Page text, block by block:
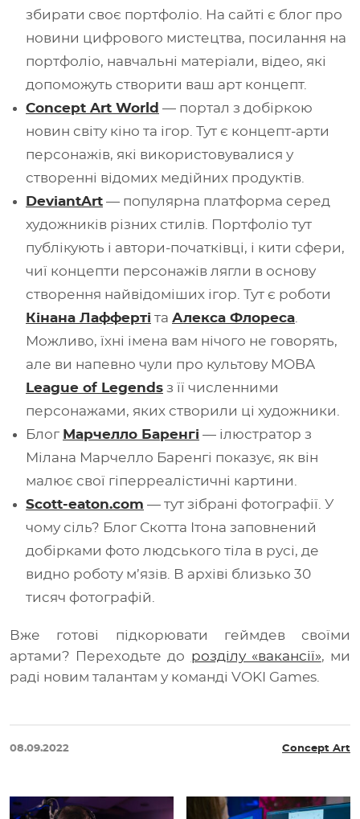
збирати своє портфоліо. На сайті є блог про
новини цифрового мистецтва, посилання на
портфоліо, навчальні матеріали, відео, які
допоможуть створити ваш арт концепт.
Concept Art World — портал з добіркою
новин світу кіно та ігор. Тут є концепт-арти
персонажів, які використовувалися у
створенні відомих медійних продуктів.
DeviantArt — популярна платформа серед
художників різних стилів. Портфоліо тут
публікують і автори-початківці, і кити сфери,
чиї концепти персонажів лягли в основу
створення найвідоміших ігор. Тут є роботи
Кінана Лафферті та Алекса Флореса
Можливо, їхні імена вам нічого не говорять,
але ви напевно чули про культову MOBA
League of Legends з її численними
персонажами, яких створили ці художники.
Блог Марчелло Баренгі — ілюстратор з
Мілана Марчелло Баренгі показує, як він
малює свої гіперреалістичні картини.
Scott-eaton.com — тут зібрані фотографії. У
чому сіль? Блог Скотта Ітона заповнений
добірками фото людського тіла в русі, де
видно роботу м’язів. В архіві близько 30
тисяч фотографій.
Вже готові підкорювати геймдев своїми
артами? Переходьте до розділу «вакансії», ми
раді новим талантам у команді VOKI Games.
08.09.2022 Concept Art